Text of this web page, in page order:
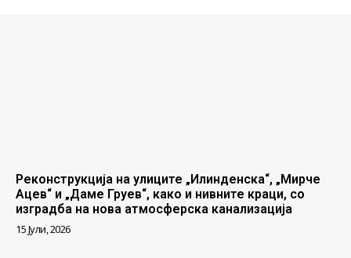
Реконструкција на улиците „Илинденска“, „Мирче
Ацев“ и „Даме Груев“, како и нивните краци, со
изградба на нова атмосферска канализација
15 Јули, 2026